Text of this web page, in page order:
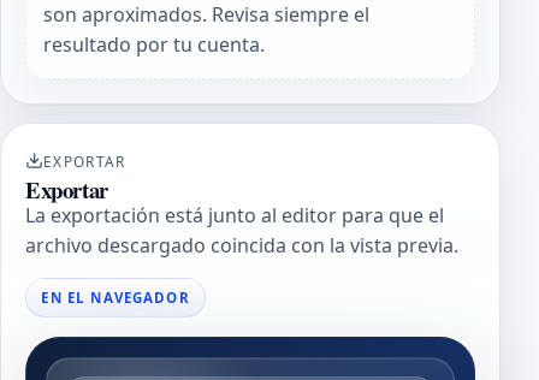
son aproximados. Revisa siempre el
resultado por tu cuenta.
EXPORTAR
Exportar
La exportación está junto al editor para que el
archivo descargado coincida con la vista previa.
EN EL NAVEGADOR